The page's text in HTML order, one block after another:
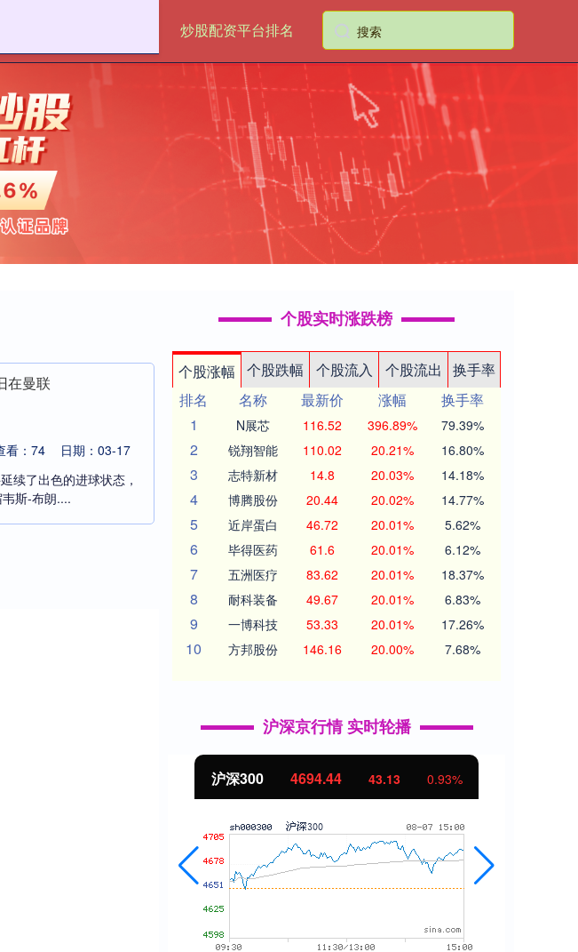
炒股配资平台排名
在曼联
看：74
日期：03-17
续了出色的进球状态，
斯-布朗....
个股实时涨跌榜
个股涨幅 个股跌幅 个股流入 个股流出
换手率
排名
名称 最新价 涨幅
换手率
1
N展芯 116.52 396.89% 79.39%
2 锐翔智能 110.02 20.21% 16.80%
3 志特新材 14.8 20.03% 14.18%
4 博腾股份 20.44 20.02% 14.77%
5 近岸蛋白 46.72 20.01% 5.62%
6 毕得医药 61.6 20.01% 6.12%
7 五洲医疗 83.62 20.01% 18.37%
8 耐科装备 49.67 20.01% 6.83%
9 一博科技 53.33 20.01% 17.26%
10 方邦股份 146.16 20.00% 7.68%
沪深京行情 实时轮播
沪深300 4694.44 43.13 0.93%